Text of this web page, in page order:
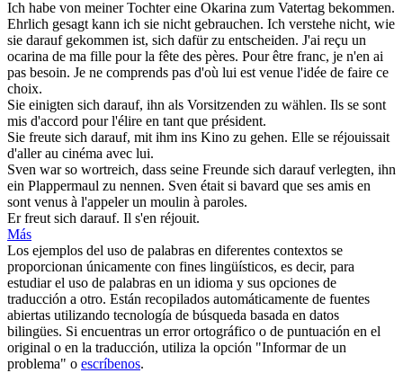
Ich habe von meiner Tochter eine Okarina zum Vatertag bekommen.
Ehrlich gesagt kann ich sie nicht gebrauchen. Ich verstehe nicht, wie
sie darauf gekommen ist, sich dafür zu entscheiden. J'ai reçu un
ocarina de ma fille pour la fête des pères. Pour être franc, je n'en ai
pas besoin. Je ne comprends pas d'où lui est venue l'idée de faire ce
choix.
Sie einigten sich darauf, ihn als Vorsitzenden zu wählen. Ils se sont
mis d'accord pour l'élire en tant que président.
Sie freute sich darauf, mit ihm ins Kino zu gehen. Elle se réjouissait
d'aller au cinéma avec lui.
Sven war so wortreich, dass seine Freunde sich daraufverlegten, ihn
ein Plappermaul zu nennen. Sven était si bavard que ses amis en
sont venus à l'appelerun moulin à paroles.
Er freut sich darauf. Il s'en réjouit.
Más
Los ejemplos del uso de palabras en diferentes contextos se
proporcionan únicamente con fines lingüísticos, es decir, para
estudiar el uso de palabras en un idioma y sus opciones de
traducción a otro. Están recopilados automáticamente de fuentes
abiertas utilizando tecnología de búsqueda basada en datos
bilingües. Si encuentras un error ortográfico o de puntuación en el
original o en la traducción, utiliza la opción "Informar de un
problema" o escríbenos.